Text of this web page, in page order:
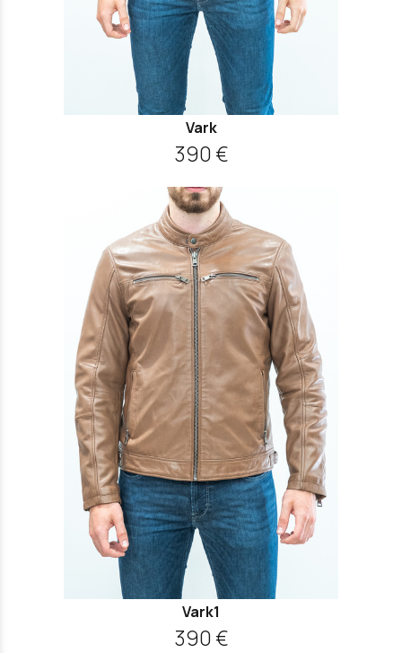
Vark
390 €
Vark1
390 €